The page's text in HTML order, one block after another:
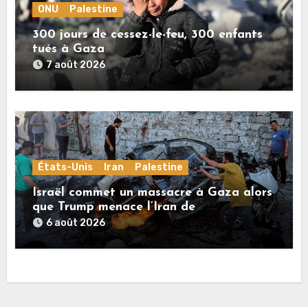
ONU Palestine
300 jours de cessez-le-feu, 300 enfants
tués à Gaza
7 août 2026
États-Unis Iran Palestine
Israël commet un massacre à Gaza alors
que Trump menace l’Iran de
«décapitation»
6 août 2026